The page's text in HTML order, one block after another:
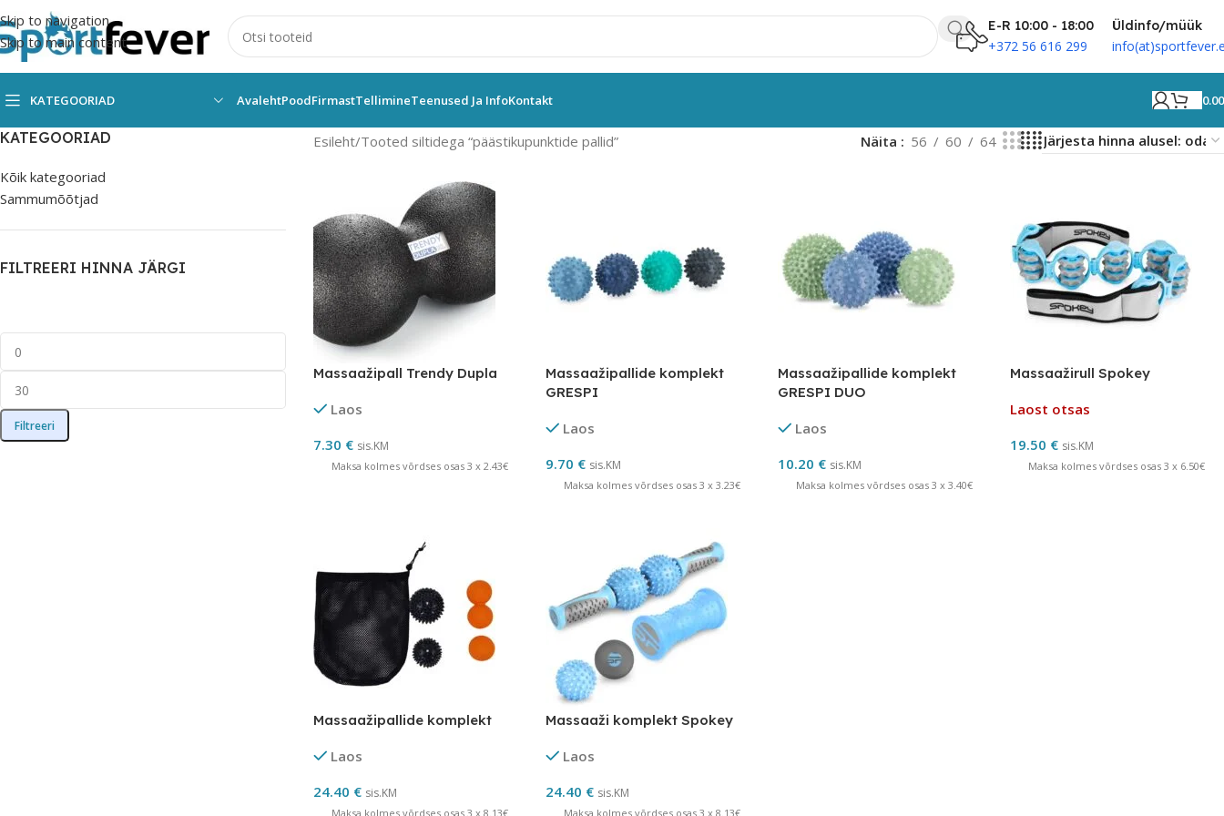
Skip to navigation
Skip to main content
E-R 10:00 - 18:00
+372 56 616 299
Üldinfo/müük
KATEGOORIAD AvalehtPoodFirmastTellimineTeenused Ja InfoKontakt
KATEGOORIAD
Kõik kategooriad
Sammumõõtjad
FILTREERI HINNA JÄRGI
Filtreeri
Esileht Tooted siltidega “päästikupunktide pallid” Näita 56 60 64
Massaažipall Trendy Dupla
Laos
7.30 € sis.KM
Maksa kolmes võrdses osas 3 x 2.43€
Massaažipallide komplekt
GRESPI
Laos
9.70 € sis.KM
Maksa kolmes võrdses osas 3 x 3.23€
Massaažipallide komplekt
GRESPI DUO
Laos
10.20 € sis.KM
Maksa kolmes võrdses osas 3 x 3.40€
Massaažirull Spokey
Laost otsas
19.50 € sis.KM
Maksa kolmes võrdses osas 3 x 6.50€
Massaažipallide komplekt
Laos
24.40 € sis.KM
Maksa kolmes võrdses osas 3 x 8.13€
Massaaži komplekt Spokey
Laos
24.40 € sis.KM
Maksa kolmes võrdses osas 3 x 8.13€